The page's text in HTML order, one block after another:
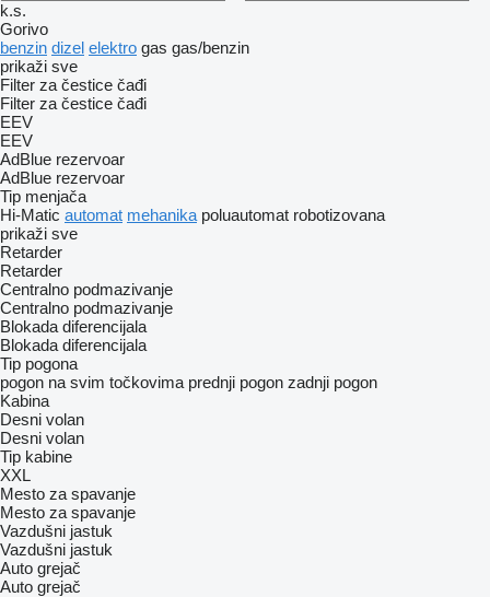
k.s.
Gorivo
benzin dizel elektro gas gas/benzin
prikaži sve
Filter za čestice čađi
Filter za čestice čađi
EEV
EEV
AdBlue rezervoar
AdBlue rezervoar
Tip menjača
Hi-Matic automat mehanika poluautomat robotizovana
prikaži sve
Retarder
Retarder
Centralno podmazivanje
Centralno podmazivanje
Blokada diferencijala
Blokada diferencijala
Tip pogona
pogon na svim točkovima prednji pogon zadnji pogon
Kabina
Desni volan
Desni volan
Tip kabine
XXL
Mesto za spavanje
Mesto za spavanje
Vazdušni jastuk
Vazdušni jastuk
Auto grejač
Auto grejač